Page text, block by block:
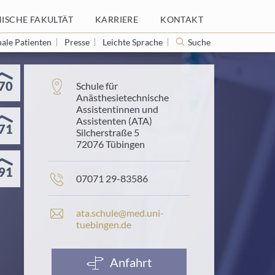
FAKULTÄT KARRIERE KONTAKT
Patienten Presse Leichte Sprache Suche
Adresse:
Schule für
Anästhesietechnische
Assistentinnen und
Assistenten (ATA)
Silcherstraße 5
72076 Tübingen
Telefonnummer:
07071 29-83586
E
-
a
ata.​schule@​med.​uni-​
tuebingen.​de
Anfahrt
FAKULTÄT KARRIERE KONTAKT
Patienten Presse Leichte Sprache Suche